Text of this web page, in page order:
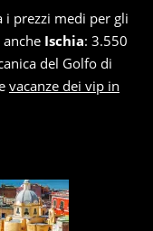
prezzi medi per gli
Ischia: 3.550
del Golfo di
vacanze dei vip in